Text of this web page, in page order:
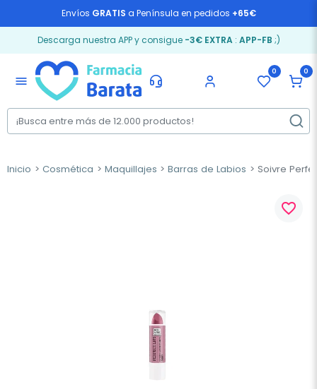
Envíos GRATIS a Península en pedidos +65€
Descarga nuestra APP y consigue -3€ EXTRA: APP-FB ;)
menu
0 0
Inicio Cosmética Maquillajes Barras de Labios Soivre
favorite_border